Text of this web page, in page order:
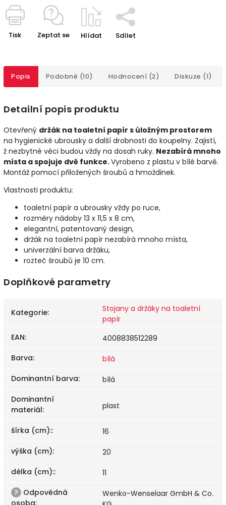
Tisk Zeptat se Hlídat Sdílet
Popis Podobné (10) Hodnocení (2) Diskuze (1)
Detailní popis produktu
Otevřený držák na toaletní papír s úložným prostorem
na hygienické ubrousky a další drobnosti do koupelny. Zajistí,
ž nezbytné věci budou vždy na dosah ruky. Nezabírá mnoho
místa a spojuje dvě funkce.Vyrobeno z plastu v bílé barvě.
Montáž pomocí přiložených šroubů a hmoždinek.
Vlastnosti produktu:
toaletní papír a ubrousky vždy po ruce,
rozměry nádoby 13 x 11,5 x 8 cm,
elegantní, patentovaný design,
držák na toaletní papír nezabírá mnoho místa,
univerzální barva držáku,
rozteč šroubů je 10 cm.
Doplňkové parametry
Kategorie:
Stojany a držáky na toaletní
papír
EAN:
4008838512289
Barva:
bílá
Dominantní barva:
bílá
Dominantní
materiál: plast
šírka (cm)::
16
výška (cm):
20
délka (cm)::
11
? Odpovědná
osoba:
Wenko-Wenselaar GmbH & Co.